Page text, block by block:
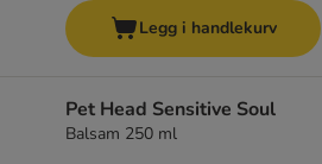
Legg i handlekurv
Pet Head Sensitive Soul
Balsam 250 ml